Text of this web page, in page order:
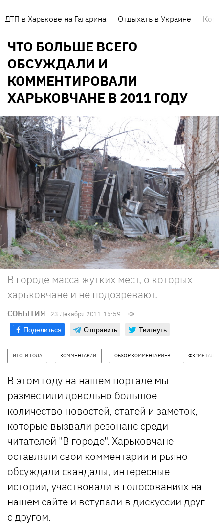
ДТП в Харькове на Гагарина Отдыхать в Украине
ЧТО БОЛЬШЕ ВСЕГО
ОБСУЖДАЛИ И
КОММЕНТИРОВАЛИ
ХАРЬКОВЧАНЕ В 2011 ГОДУ
В городе масса жутких мест, о которых
харьковчане и не подозревают.
СОБЫТИЯ 23 Декабря 2011 15:59
Поделиться Отправить Твитнуть
ИТОГИ ГОДА КОММЕНТАРИИ ОБЗОР КОММЕНТАРИЕВ ФК
В этом году на нашем портале мы
разместили довольно большое
количество новостей, статей и заметок,
которые вызвали резонанс среди
читателей "В городе". Харьковчане
оставляли свои комментарии и рьяно
обсуждали скандалы, интересные
истории, участвовали в голосованиях на
нашем сайте и вступали в дискуссии друг
с другом.